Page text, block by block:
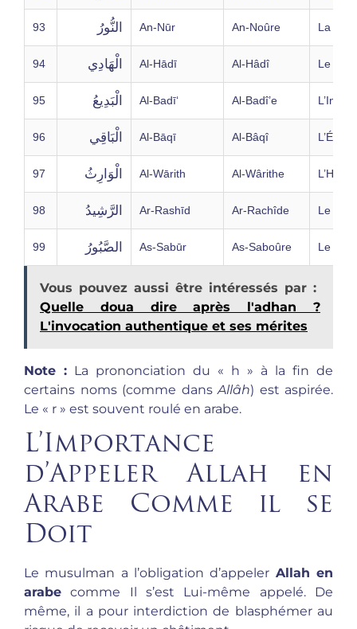
93 النُّورُ An-Nūr An-Noûre La
94 الْهَادِي Al-Hādī Al-Hâdî Le
95 الْبَدِيعُ Al-Badī‘ Al-Badî’e
96 الْبَاقِي Al-Bāqī Al-Bâqî
97 الْوَارِثُ Al-Wārith Al-Wârithe
98 الرَّشِيدُ Ar-Rashīd Ar-Rachîde Le
99 الصَّبُورُ As-Sabūr As-Saboûre Le
Vous pouvez aussi être intéressés par :
Quelle doua dire après l'adhan ?
L'invocation authentique et ses mérites
Note : La prononciation du « h » à la fin de
certains noms (comme dansAllâh) est aspirée.
Le « r » est souvent roulé en arabe.
L’Importance
d’Appeler Allah en
Arabe Comme il se
Doit
Le musulman a l’obligation d’appeler Allah en
arabe comme Il s’est Lui-même appelé. De
même, il a pour interdiction de blasphémer au